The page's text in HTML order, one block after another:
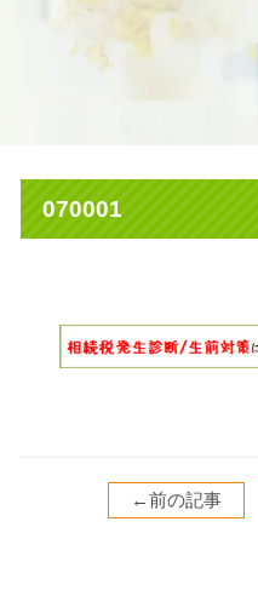
070001
←前の記事